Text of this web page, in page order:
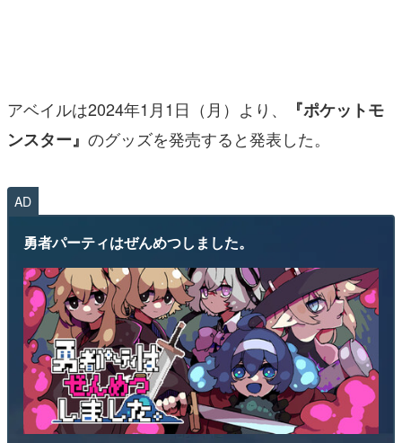
アプリレビュー
その他
電ファミニコゲーマーとは？
アベイルは2024年1月1日（月）より、
『ポケットモ
ンスター』 のグッズを発売すると発表した。
AD
勇者パーティはぜんめつしました。